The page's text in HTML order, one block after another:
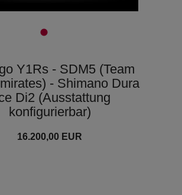
Y1Rs - SDM5 (Team
- Shimano Dura
Di2 (Ausstattung
konfigurierbar)
16.200,00 EUR